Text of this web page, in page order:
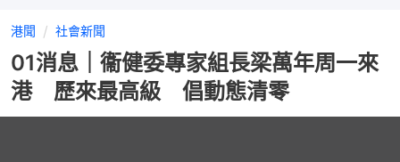
港聞 社會新聞
01消息｜衞健委專家組長梁萬年周一來
港 歷來最高級 倡動態清零